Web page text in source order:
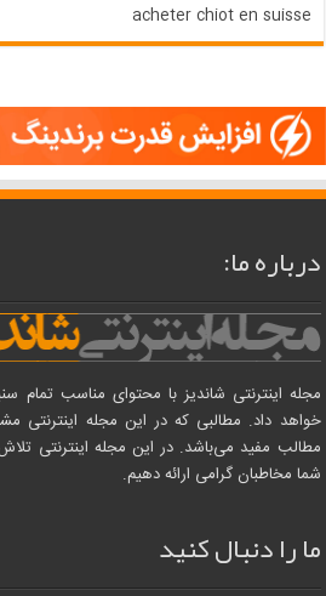
acheter chiot en suisse
درباره ما:
مجله اینترنتی شاندیز با محتوای مناسب تمام
خواهد داد. مطالبی که در این مجله اینترنتی
مطالب مفید می‌باشد. در این مجله اینترنتی
شما مخاطبان گرامی ارائه دهیم.
ما را دنبال کنید